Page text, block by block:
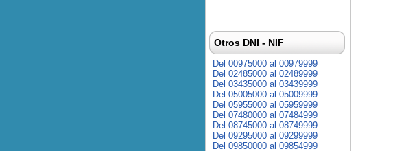
Otros DNI - NIF
Del 00975000 al 00979999
Del 02485000 al 02489999
Del 03435000 al 03439999
Del 05005000 al 05009999
Del 05955000 al 05959999
Del 07480000 al 07484999
Del 08745000 al 08749999
Del 09295000 al 09299999
Del 09850000 al 09854999